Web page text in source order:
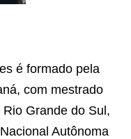
é formado pela
com mestrado
Grande do Sul,
Autônoma